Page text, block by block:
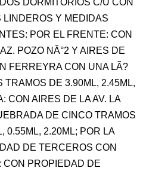
DORMITORIOS C/U CON
LINDEROS Y MEDIDAS
POR EL FRENTE: CON
POZO NÂ°2 Y AIRES DE
FERREYRA CON UNA LÃ?
TRAMOS DE 3.90ML, 2.45ML,
CON AIRES DE LA AV. LA
DE CINCO TRAMOS
0.55ML, 2.20ML; POR LA
DE TERCEROS CON
CON PROPIEDAD DE